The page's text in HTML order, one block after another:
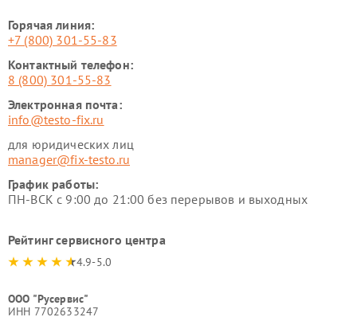
Горячая линия:
+7 (800) 301-55-83
Контактный телефон:
8 (800) 301-55-83
Электронная почта:
info@testo-fix.ru
для юридических лиц
manager@fix-testo.ru
График работы:
ПН-ВСК с 9:00 до 21:00 без перерывов и выходных
Рейтинг сервисного центра
4.9-5.0
ООО "Русервис"
ИНН 7702633247